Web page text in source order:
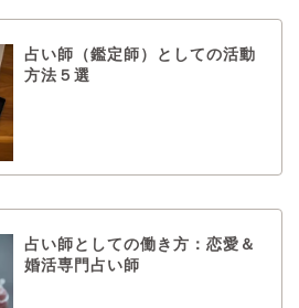
占い師（鑑定師）としての活動
方法５選
占い師としての働き方：恋愛＆
婚活専門占い師